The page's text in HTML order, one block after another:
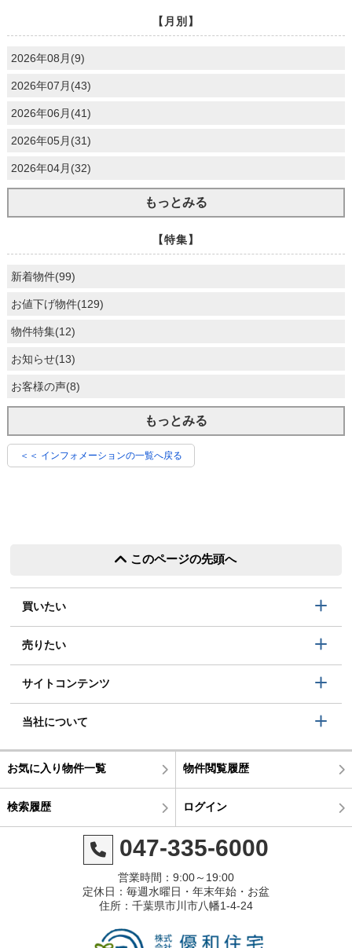
【月別】
2026年08月(9)
2026年07月(43)
2026年06月(41)
2026年05月(31)
2026年04月(32)
もっとみる
【特集】
新着物件(99)
お値下げ物件(129)
物件特集(12)
お知らせ(13)
お客様の声(8)
もっとみる
＜＜ インフォメーションの一覧へ戻る
このページの先頭へ
買いたい
売りたい
サイトコンテンツ
当社について
お気に入り物件一覧 物件閲覧履歴
検索履歴 ログイン
047-335-6000
営業時間：9:00～19:00
定休日：毎週水曜日・年末年始・お盆
住所：千葉県市川市八幡1-4-24